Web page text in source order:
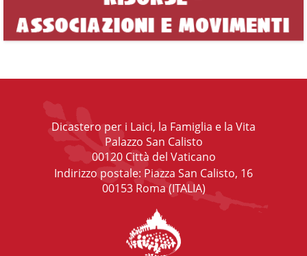
Dicastero per i Laici, la Famiglia e la Vita
Palazzo San Calisto
00120 Città del Vaticano
Indirizzo postale: Piazza San Calisto, 16
00153 Roma (ITALIA)